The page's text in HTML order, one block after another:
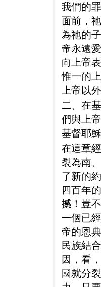
我們的
面前，
為祂的
帝永遠
向上帝
惟一的
上帝以
二、在
們與上
基督耶
在這章
裂為南
了新的
四百年
撼！豈
一個已
帝的恩
民族結
因，看
國就分